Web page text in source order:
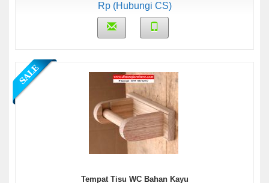
Rp (Hubungi CS)
Tempat Tisu WC Bahan Kayu